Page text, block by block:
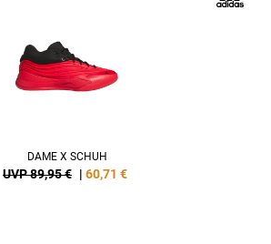
DAME X SCHUH
UVP 89,95 € | 60,71 €